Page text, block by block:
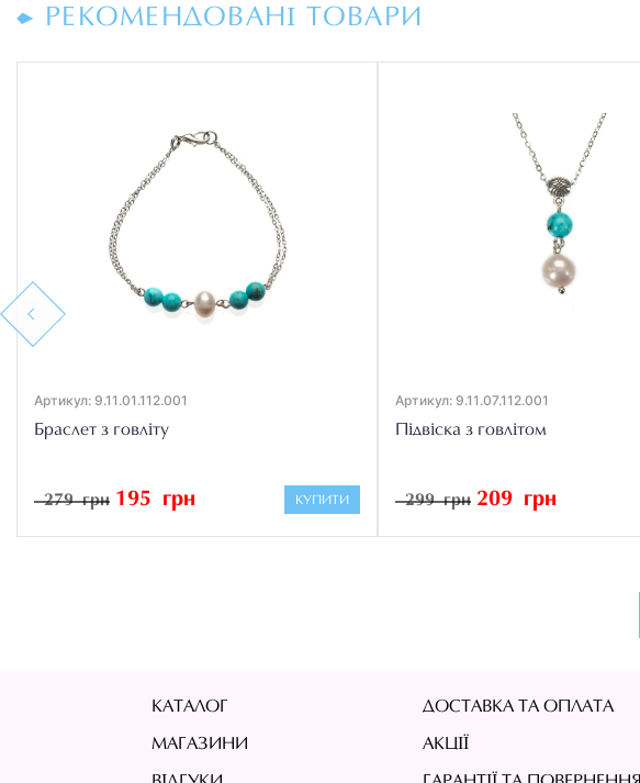
РЕКОМЕНДОВАНІ ТОВАРИ
Previous
Артикул: 9.11.01.112.001
Браслет з говліту
279 грн 195 грн КУПИТИ
Артикул: 9.11.07.112.001
Підвіска з говлітом
299 грн 209 грн
КАТАЛОГ
МАГАЗИНИ
ДОСТАВКА ТА ОПЛАТА
АКЦІЇ